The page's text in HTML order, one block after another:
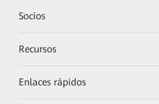
Socios
Recursos
Enlaces rápidos